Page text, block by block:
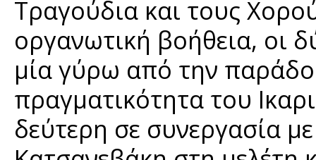
Τραγούδια και τους
οργανωτική βοήθεια, οι
μία γύρω από την
πραγματικότητα του
δεύτερη σε συνεργασία